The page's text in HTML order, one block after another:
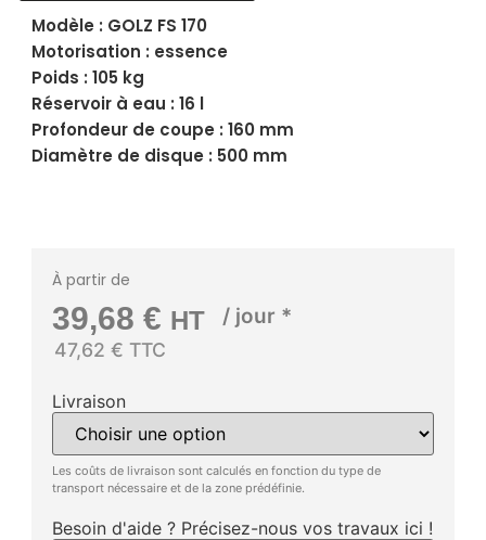
Modèle : GOLZ FS 170
Motorisation : essence
Poids : 105 kg
Réservoir à eau : 16 l
Profondeur de coupe : 160 mm
Diamètre de disque : 500 mm
À partir de
39,68€ HT / jour *
47,62 € TTC
Livraison
Les coûts de livraison sont calculés en fonction du type de
transport nécessaire et de la zone prédéfinie.
Besoin d'aide ? Précisez-nous vos travaux ici !